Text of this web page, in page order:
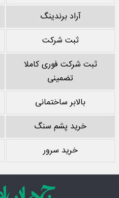
آراد برندینگ
ثبت شرکت
ثبت شرکت فوری کاملا
تضمینی
بالابر ساختمانی
خرید پشم سنگ
خرید سرور